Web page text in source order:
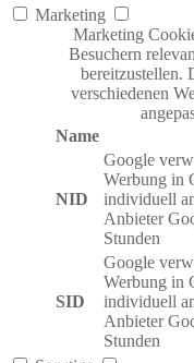
Marketing
Marketing
Besuchern
bereitzustellen.
verschiedenen
Name
NID
Google
Werbung in
individuell
Anbieter
Stunden
SID
Google
Werbung in
individuell
Anbieter
Stunden